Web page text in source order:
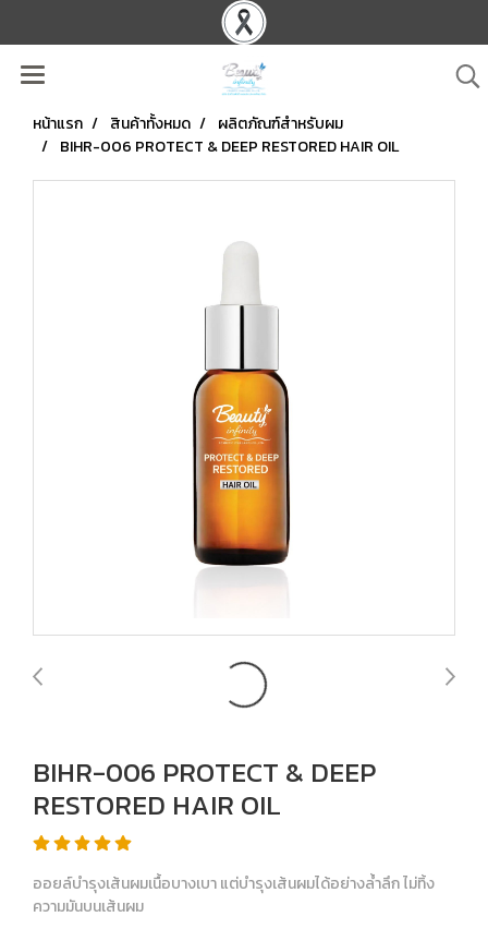
หน้าแรก สินค้าทั้งหมด
ผลิตภัณฑ์สำหรับผม
BIHR-006 PROTECT & DEEP RESTORED HAIR OIL
BIHR-006 PROTECT & DEEP
RESTORED HAIR OIL
ออยล์บำรุงเส้นผมเนื้อบางเบา แต่บำรุงเส้นผมได้อย่างล้ำลึก ไม่ทิ้ง
ความมันบนเส้นผม